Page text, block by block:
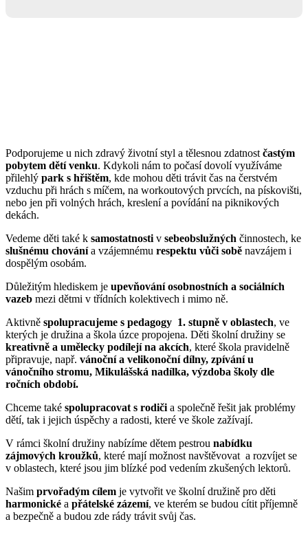
Podporujeme u nich zdravý životní styl a tělesnou zdatnost častým
pobytem dětí venku. Kdykoli nám to počasí dovolí využíváme
přilehlý park s hřištěm, kde mohou děti trávit čas na čerstvém
vzduchu při hrách s míčem, na workoutových prvcích, na pískovišti,
nebo jen při volných hrách, kreslení a povídání na piknikových
dekách.
Vedeme děti také k samostatnosti v sebeobslužných činnostech, ke
slušnému chování a vzájemnému respektu vůči sobě navzájem i
dospělým osobám.
Důležitým hlediskem je upevňování osobnostních a sociálních
vazeb mezi dětmi v třídních kolektivech i mimo ně.
Aktivně spolupracujeme s pedagogy 1. stupně v oblastech, ve
kterých je družina a škola úzce propojena. Děti školní družiny se
kreativně a umělecky podílejí na akcích, které škola pravidelně
připravuje, např. vánoční a velikonoční dílny, zpívání u
vánočního stromu, Mikulášská nadílka, výzdoba školy dle
ročních období.
Chceme také spolupracovat s rodiči a společně řešit jak problémy
dětí, tak i jejich úspěchy a radosti, které ve škole zažívají.
V rámci školní družiny nabízíme dětem pestrou nabídku
zájmových kroužků, které mají možnost navštěvovat a rozvíjet se
v oblastech, které jsou jim blízké pod vedením zkušených lektorů.
Našim prvořadým cílem je vytvořit ve školní družině pro děti
harmonické a přátelské zázemí, ve kterém se budou cítit příjemně
a bezpečně a budou zde rády trávit svůj čas.